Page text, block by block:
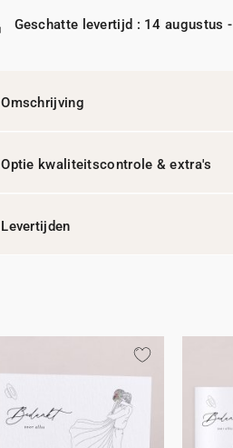
Geschatte levertijd : 14 augustus
Omschrijving
Optie kwaliteitscontrole & extra's
Levertijden